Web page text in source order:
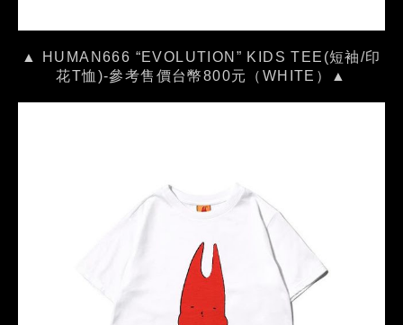
▲ HUMAN666 “EVOLUTION” KIDS TEE(短袖/印
花T恤)-參考售價台幣800元（WHITE）▲